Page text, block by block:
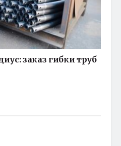
заказ гибки труб